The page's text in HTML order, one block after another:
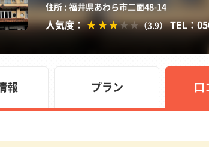
住所 : 福井県あわら市二面48-14
人気度： （3.9） TEL：
報 プラン 口